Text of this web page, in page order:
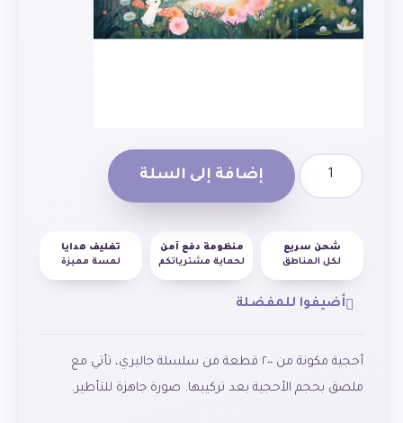
إضافة إلى السلة
شحن سريع
لكل المناطق
منظومة دفع آمن
لحماية مشترياتكم
تغليف هدايا
لمسة مميزة
أضيفوا للمفضلة
أحجية مكونة من ٢٠٠ قطعة من سلسلة جاليري، تأتي مع